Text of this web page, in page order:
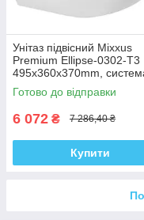
Унітаз підвісний Mixxus
Premium Ellipse-0302-T3
495x360x370mm,
змиву Tornado 3.0
Готово до відправки
6 072 ₴ 7 286,40 ₴
Купити